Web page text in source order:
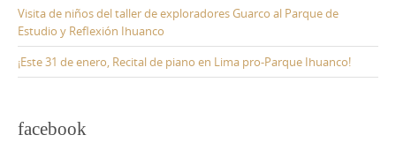
Visita de niños del taller de exploradores Guarco al Parque de
Estudio y Reflexión Ihuanco
¡Este 31 de enero, Recital de piano en Lima pro-Parque Ihuanco!
facebook